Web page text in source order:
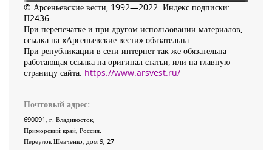
© Арсеньевские вести, 1992—2022. Индекс подписки:
П2436
При перепечатке и при другом использовании материалов,
ссылка на «Арсеньевские вести» обязательна.
При републикации в сети интернет так же обязательна
работающая ссылка на оригинал статьи, или на главную
страницу сайта: https://www.arsvest.ru/
Почтовый адрес:
690091, г. Владивосток,
Приморский край, Россия.
Переулок Шевченко, дом 9, 27